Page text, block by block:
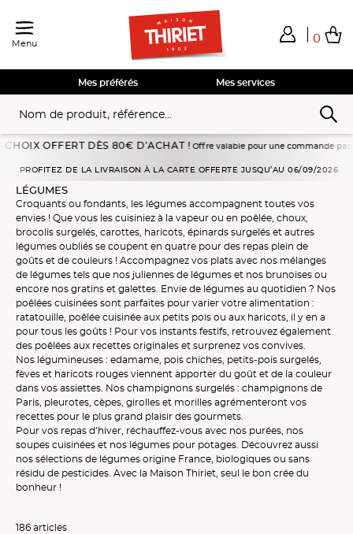
Menu 0
Total de mes achats
Voir mon panier
Voir mon panier
Voir mon panier
Voir mon panier
Mes services
Mes préférés
DÈS 80€ D’ACHAT !Offre valable pour une commande passée en
PROFITEZ DE LA LIVRAISON À LA CARTE OFFERTE JUSQU’AU 06/09/2026
LÉGUMES
Croquants ou fondants, les légumes accompagnent toutes vos
envies ! Que vous les cuisiniez à la vapeur ou en poêlée, choux,
brocolis surgelés, carottes, haricots, épinards surgelés et autres
légumes oubliés se coupent en quatre pour des repas plein de
goûts et de couleurs ! Accompagnez vos plats avec nos mélanges
de légumes tels que nos juliennes de légumes et nos brunoises ou
encore nos gratins et galettes. Envie de légumes au quotidien ? Nos
poêlées cuisinées sont parfaites pour varier votre alimentation :
ratatouille, poêlée cuisinée aux petits pois ou aux haricots, il y en a
pour tous les goûts ! Pour vos instants festifs, retrouvez également
des poêlées aux recettes originales et surprenez vos convives.
Nos légumineuses : edamame, pois chiches, petits-pois surgelés,
fèves et haricots rouges viennent apporter du goût et de la couleur
dans vos assiettes. Nos champignons surgelés : champignons de
Paris, pleurotes, cèpes, girolles et morilles agrémenteront vos
recettes pour le plus grand plaisir des gourmets.
Pour vos repas d’hiver, réchauffez-vous avec nos purées, nos
soupes cuisinées et nos légumes pour potages. Découvrez aussi
nos sélections de légumes origine France, biologiques ou sans
résidu de pesticides. Avec la Maison Thiriet, seul le bon crée du
bonheur !
186 articles